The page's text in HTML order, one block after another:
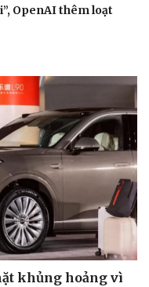
OpenAI thêm loạt
khủng hoảng vì